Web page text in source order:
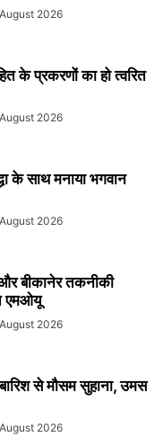
2026
के प्रकरणों का हो त्वरित
2026
के साथ मनाया भगवान
2026
बीकानेर तकनीकी
एमओयू
2026
से मौसम सुहाना, उमस
2026